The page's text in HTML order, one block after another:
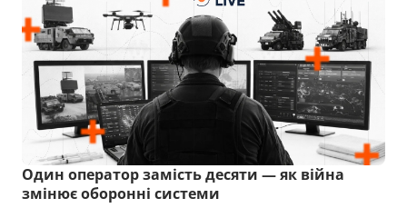
Один оператор замість десяти — як війна
змінює оборонні системи